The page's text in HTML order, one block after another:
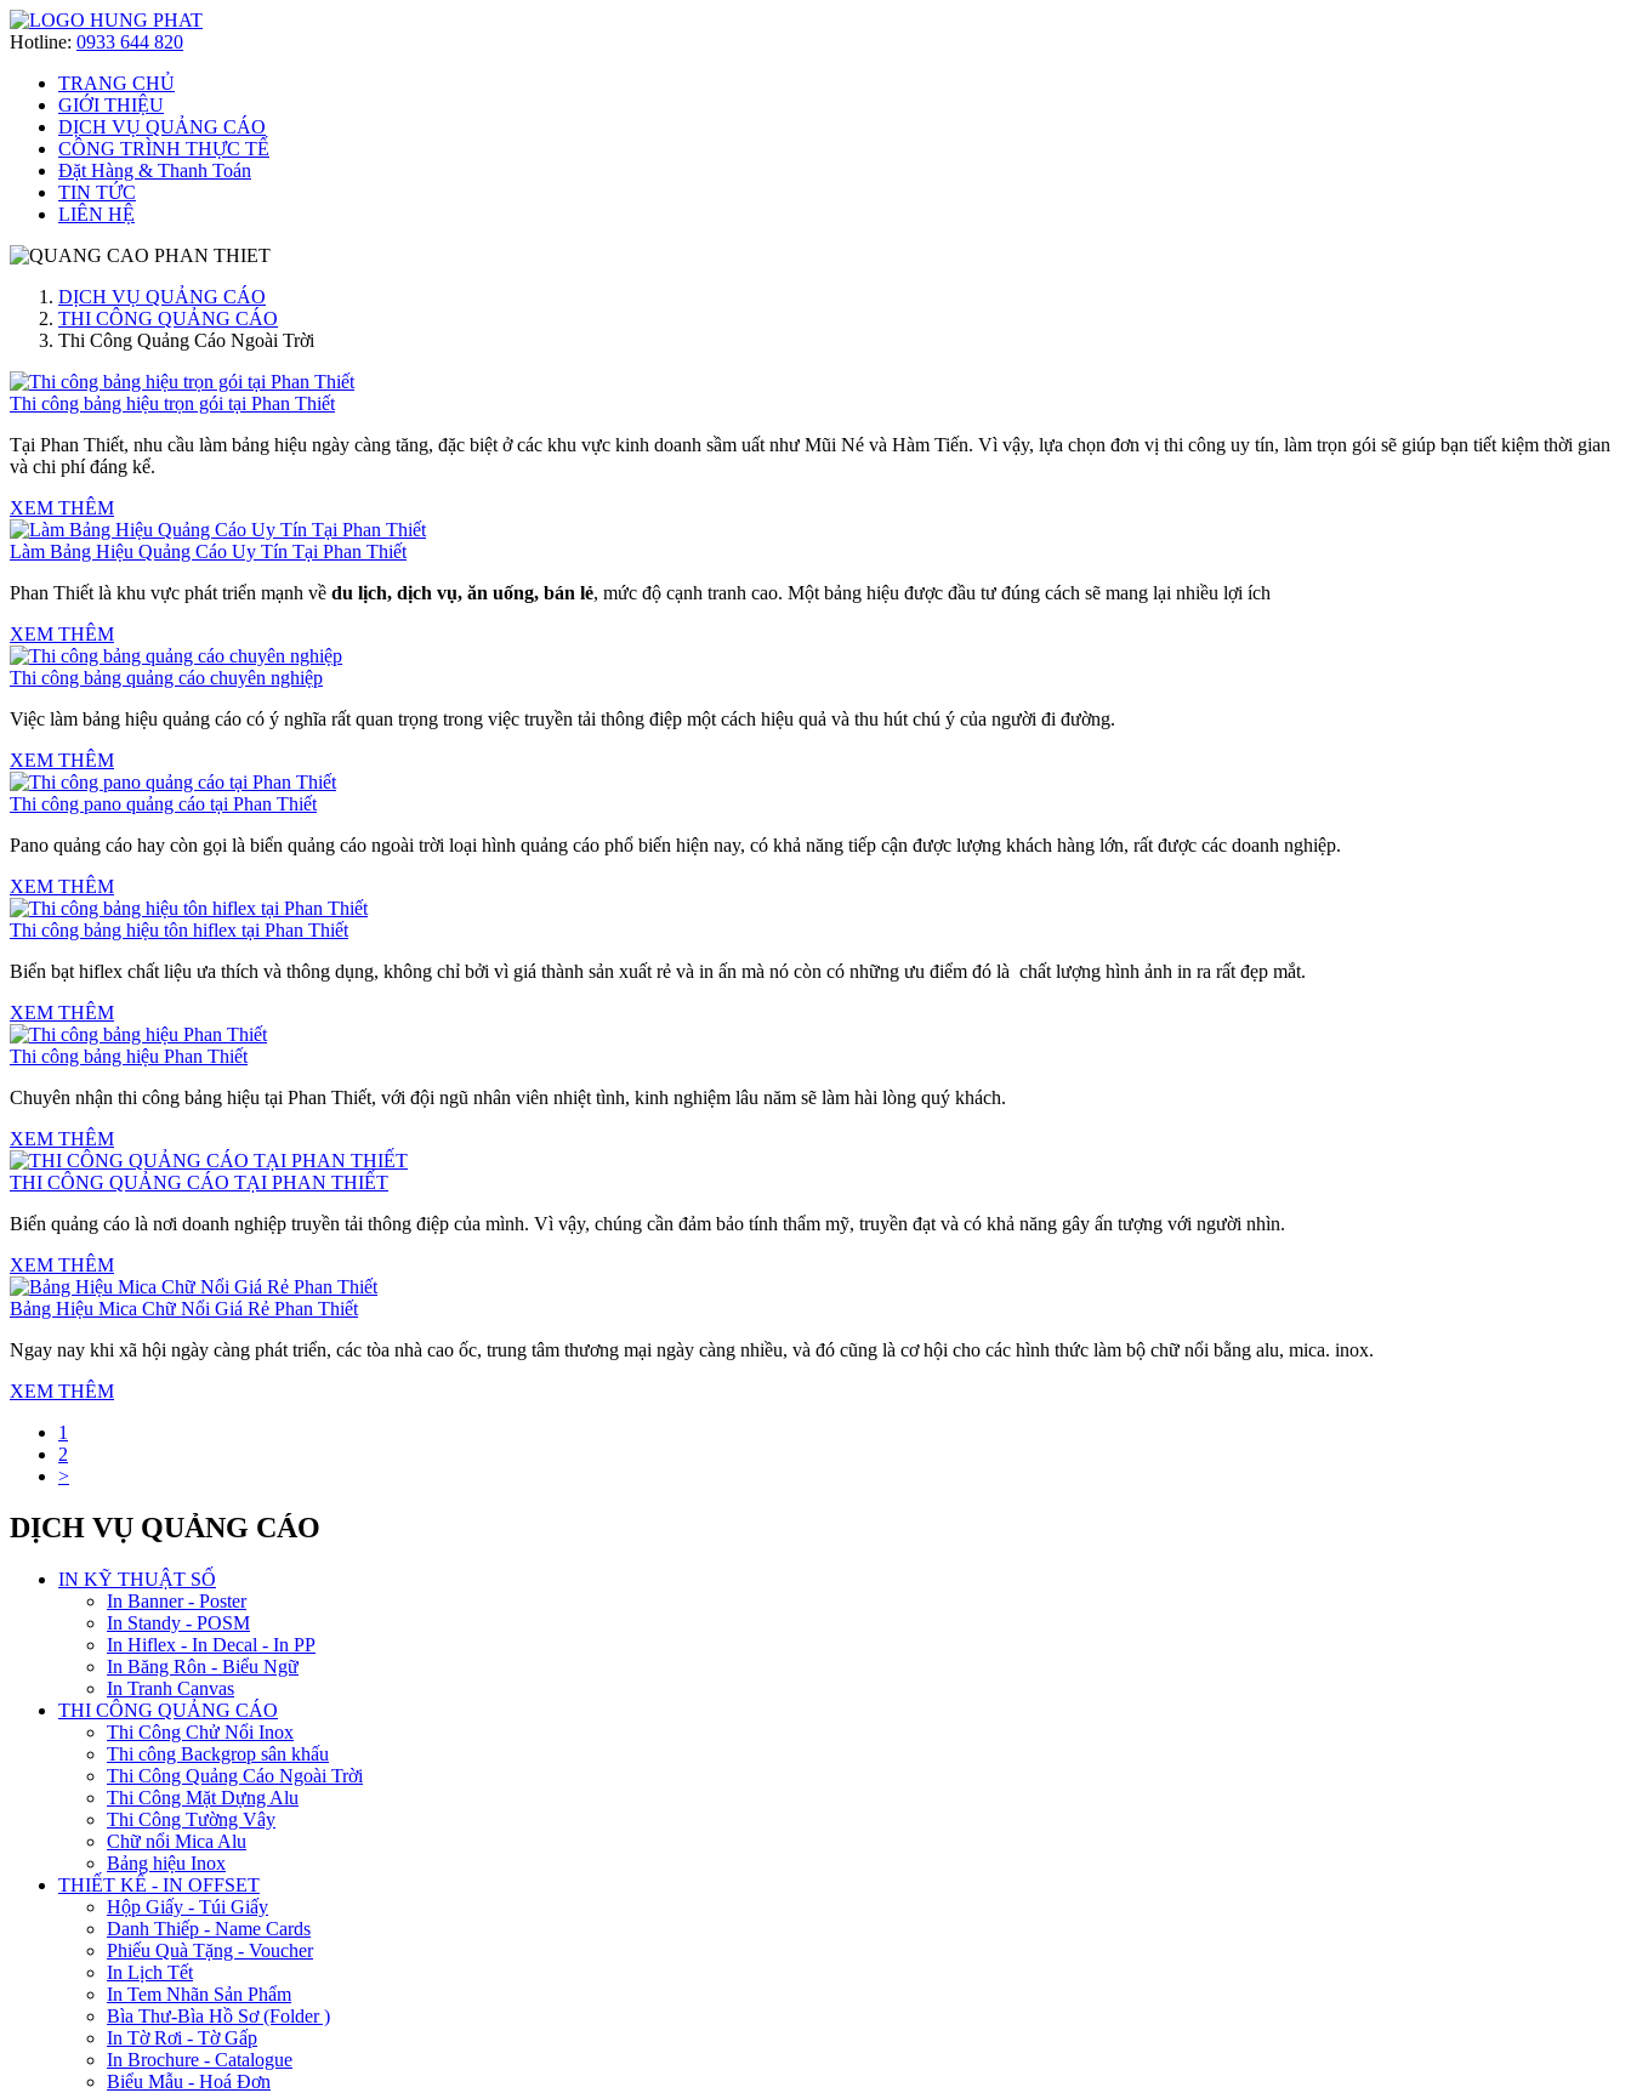
Hotline: 0933 644 820
TRANG CHỦ
GIỚI THIỆU
DỊCH VỤ QUẢNG CÁO
CÔNG TRÌNH THỰC TẾ
Đặt Hàng & Thanh Toán
TIN TỨC
LIÊN HỆ
DỊCH VỤ QUẢNG CÁO
THI CÔNG QUẢNG CÁO
Thi Công Quảng Cáo Ngoài Trời
Thi công bảng hiệu trọn gói tại Phan Thiết
Tại Phan Thiết, nhu cầu làm bảng hiệu ngày càng tăng, đặc biệt ở các khu vực kinh doanh sầm uất như Mũi Né và Hàm Tiến. Vì vậy, lựa chọn đơn vị thi công uy tín, làm trọn gói sẽ giúp bạn tiết kiệm thời gian
và chi phí đáng kể.
XEM THÊM
Làm Bảng Hiệu Quảng Cáo Uy Tín Tại Phan Thiết
Phan Thiết là khu vực phát triển mạnh về du lịch, dịch vụ, ăn uống, bán lẻ, mức độ cạnh tranh cao. Một bảng hiệu được đầu tư đúng cách sẽ mang lại nhiều lợi ích
XEM THÊM
Thi công bảng quảng cáo chuyên nghiệp
Việc làm bảng hiệu quảng cáo có ý nghĩa rất quan trọng trong việc truyền tải thông điệp một cách hiệu quả và thu hút chú ý của người đi đường.
XEM THÊM
Thi công pano quảng cáo tại Phan Thiết
Pano quảng cáo hay còn gọi là biển quảng cáo ngoài trời loại hình quảng cáo phổ biến hiện nay, có khả năng tiếp cận được lượng khách hàng lớn, rất được các doanh nghiệp.
XEM THÊM
Thi công bảng hiệu tôn hiflex tại Phan Thiết
Biển bạt hiflex chất liệu ưa thích và thông dụng, không chỉ bởi vì giá thành sản xuất rẻ và in ấn mà nó còn có những ưu điểm đó là chất lượng hình ảnh in ra rất đẹp mắt.
XEM THÊM
Thi công bảng hiệu Phan Thiết
Chuyên nhận thi công bảng hiệu tại Phan Thiết, với đội ngũ nhân viên nhiệt tình, kinh nghiệm lâu năm sẽ làm hài lòng quý khách.
XEM THÊM
THI CÔNG QUẢNG CÁO TẠI PHAN THIẾT
Biển quảng cáo là nơi doanh nghiệp truyền tải thông điệp của mình. Vì vậy, chúng cần đảm bảo tính thẩm mỹ, truyền đạt và có khả năng gây ấn tượng với người nhìn.
XEM THÊM
Bảng Hiệu Mica Chữ Nổi Giá Rẻ Phan Thiết
Ngay nay khi xã hội ngày càng phát triển, các tòa nhà cao ốc, trung tâm thương mại ngày càng nhiều, và đó cũng là cơ hội cho các hình thức làm bộ chữ nổi bằng alu, mica. inox.
XEM THÊM
1
2
>
DỊCH VỤ QUẢNG CÁO
IN KỸ THUẬT SỐ
In Banner - Poster
In Standy - POSM
In Hiflex - In Decal - In PP
In Băng Rôn - Biểu Ngữ
In Tranh Canvas
THI CÔNG QUẢNG CÁO
Thi Công Chử Nổi Inox
Thi công Backgrop sân khấu
Thi Công Quảng Cáo Ngoài Trời
Thi Công Mặt Dựng Alu
Thi Công Tường Vây
Chữ nổi Mica Alu
Bảng hiệu Inox
THIẾT KẾ - IN OFFSET
Hộp Giấy - Túi Giấy
Danh Thiếp - Name Cards
Phiếu Quà Tặng - Voucher
In Lịch Tết
In Tem Nhãn Sản Phẩm
Bìa Thư-Bìa Hồ Sơ (Folder )
In Tờ Rơi - Tờ Gấp
In Brochure - Catalogue
Biểu Mẫu - Hoá Đơn